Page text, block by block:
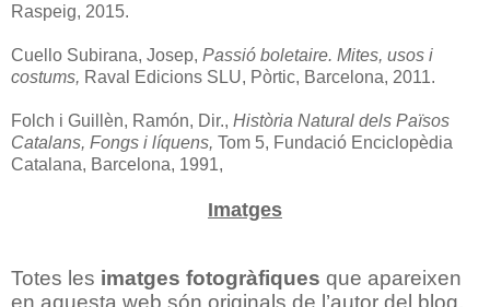
Raspeig, 2015.
Cuello Subirana, Josep, Passió boletaire. Mites, usos i
costums, Raval Edicions SLU, Pòrtic, Barcelona, 2011.
Folch i Guillèn, Ramón, Dir., Història Natural dels Països
Catalans, Fongs i líquens, Tom 5, Fundació Enciclopèdia
Catalana, Barcelona, 1991,
Imatges
Totes les imatges fotogràfiques que apareixen
en aquesta web són originals de l’autor del blog,